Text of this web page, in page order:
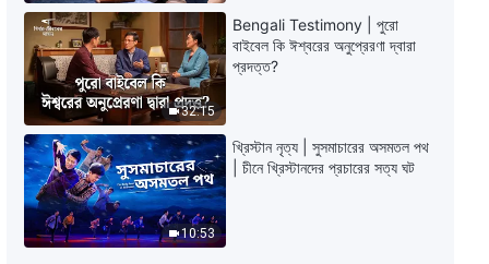
32:15
Bengali Testimony | পুরো
বাইবেল কি ঈশ্বরের অনুপ্রেরণা দ্বারা
প্রদত্ত?
10:53
খ্রিস্টান নৃত্য | সুসমাচারের অসমতল পথ
| চীনে খ্রিস্টানদের প্রচারের সত্য ঘট